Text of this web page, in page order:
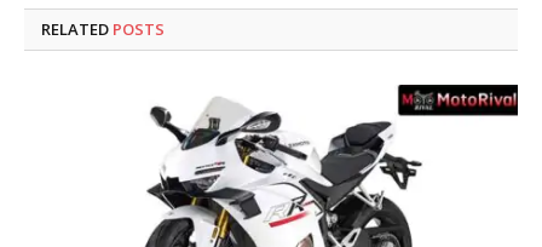
RELATED POSTS